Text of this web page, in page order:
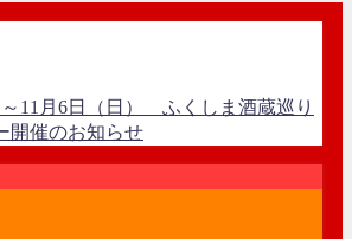
11月6日（日） ふくしま酒蔵巡り
開催のお知らせ